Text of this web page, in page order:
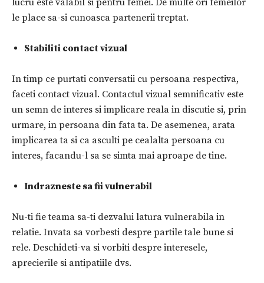
lucru este valabil si pentru femei. De multe ori femeilor
le place sa-si cunoasca partenerii treptat.
Stabiliti contact vizual
In timp ce purtati conversatii cu persoana respectiva,
faceti contact vizual. Contactul vizual semnificativ este
un semn de interes si implicare reala in discutie si, prin
urmare, in persoana din fata ta. De asemenea, arata
implicarea ta si ca asculti pe cealalta persoana cu
interes, facandu-l sa se simta mai aproape de tine.
Indrazneste sa fii vulnerabil
Nu-ti fie teama sa-ti dezvalui latura vulnerabila in
relatie. Invata sa vorbesti despre partile tale bune si
rele. Deschideti-va si vorbiti despre interesele,
aprecierile si antipatiile dvs.